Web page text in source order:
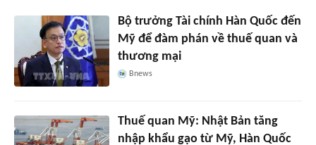
Bộ trưởng Tài chính Hàn Quốc đến
Mỹ để đàm phán về thuế quan và
thương mại
Bnews
Thuế quan Mỹ: Nhật Bản tăng
nhập khẩu gạo từ Mỹ, Hàn Quốc